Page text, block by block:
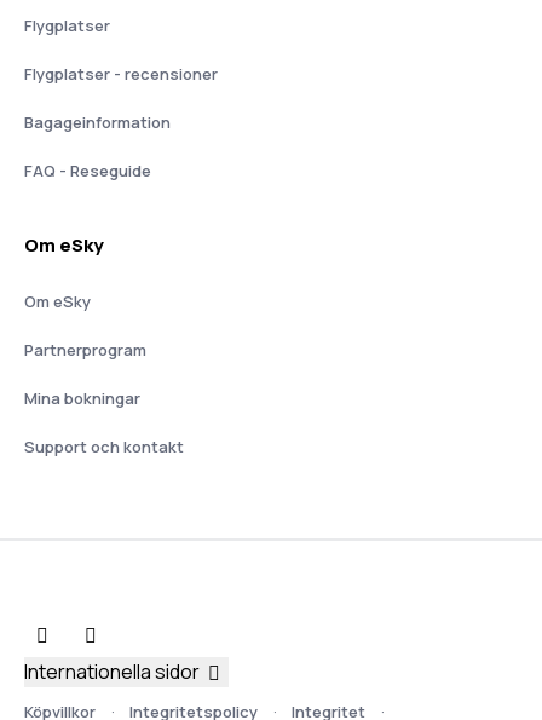
Flygplatser
Flygplatser - recensioner
Bagageinformation
FAQ - Reseguide
Om eSky
Om eSky
Partnerprogram
Mina bokningar
Support och kontakt
Köpvillkor Integritetspolicy Integritet
Internationella sidor